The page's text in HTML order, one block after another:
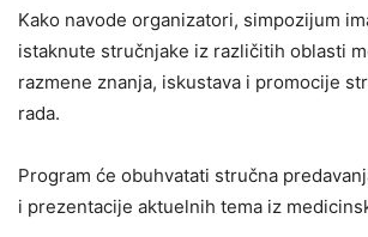
Kako navode organizatori, simpozijum
istaknute stručnjake iz različitih oblasti
razmene znanja, iskustava i promocije
rada.
Program će obuhvatati stručna
i prezentacije aktuelnih tema iz